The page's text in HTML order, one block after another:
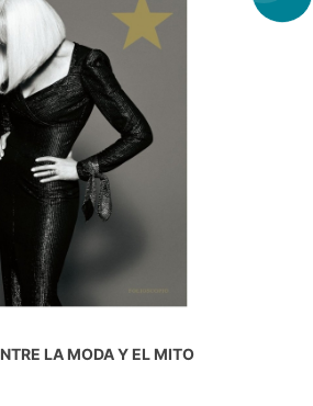
LA MODA Y EL MITO